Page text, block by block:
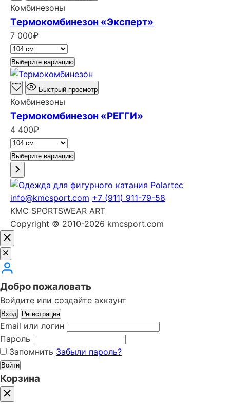
Комбинезоны
Термокомбинезон «Эксперт»
7 000₽
Выберите вариацию
Быстрый просмотр
Комбинезоны
Термокомбинезон «РЕГГИ»
4 400₽
Выберите вариацию
info@kmcsport.com +7 (911) 911-79-58
KMC SPORTSWEAR ART
Copyright © 2010-2026 kmcsport.com
Добро пожаловать
Войдите или создайте аккаунт
Вход Регистрация
Email или логин
Пароль
Запомнить Забыли пароль?
Войти
Корзина